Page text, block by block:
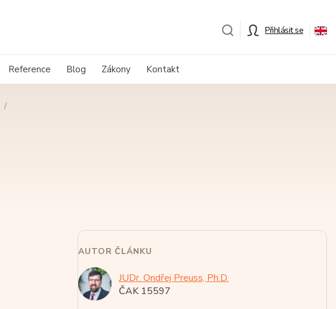
Přihlásit se
Reference Blog Zákony Kontakt
AUTOR ČLÁNKU
JUDr. Ondřej Preuss, Ph.D.
ČAK 15597